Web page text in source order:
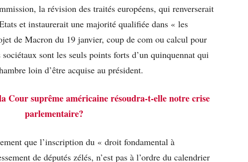
la révision des traités européens, qui renverserait
et instaurerait une majorité qualifiée dans « les
de Macron du 19 janvier, coup de com ou calcul pour
sont les seuls points forts d’un quinquennat qui
loin d’être acquise au président.
Cour suprême américaine résoudra-t-elle notre crise
parlementaire?
que l’inscription du « droit fondamental à
de députés zélés, n’est pas à l’ordre du calendrier